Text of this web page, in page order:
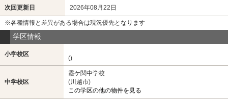
次回更新日 2026年08月22日
※各種情報と差異がある場合は現況優先となります
学区情報
小学校区
()
中学校区
霞ケ関中学校
(川越市)
この学区の他の物件を見る